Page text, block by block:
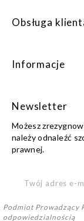
Obsługa
Informacje
Newsletter
Możesz
należy odnaleźć
prawnej.
Podmiot Prowadzący
odpowiedzialnością